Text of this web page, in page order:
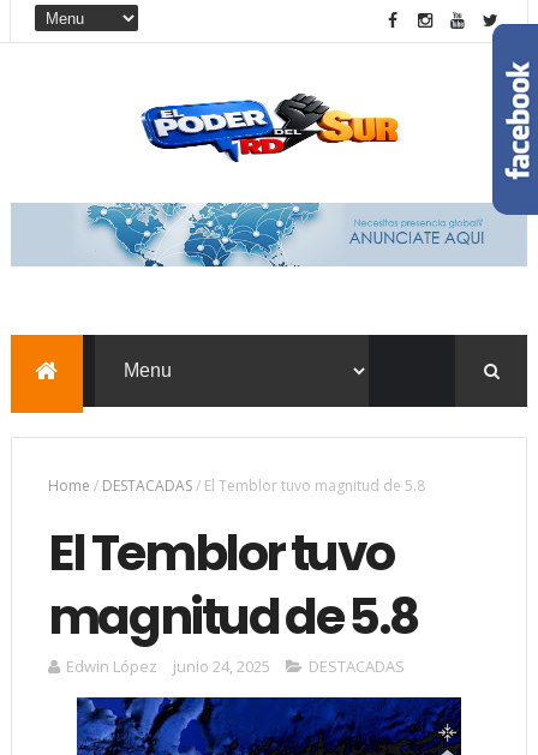
Home / DESTACADAS/ El Temblor tuvo magnitud de 5.8
El Temblor tuvo
magnitud de 5.8
Edwin López junio 24, 2025 DESTACADAS